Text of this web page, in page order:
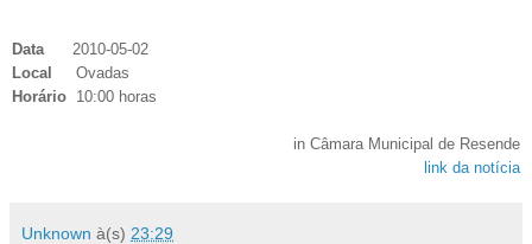
Data 2010-05-02
Local Ovadas
Horário 10:00 horas
in Câmara Municipal de Resende
link da notícia
Unknown à(s) 23:29